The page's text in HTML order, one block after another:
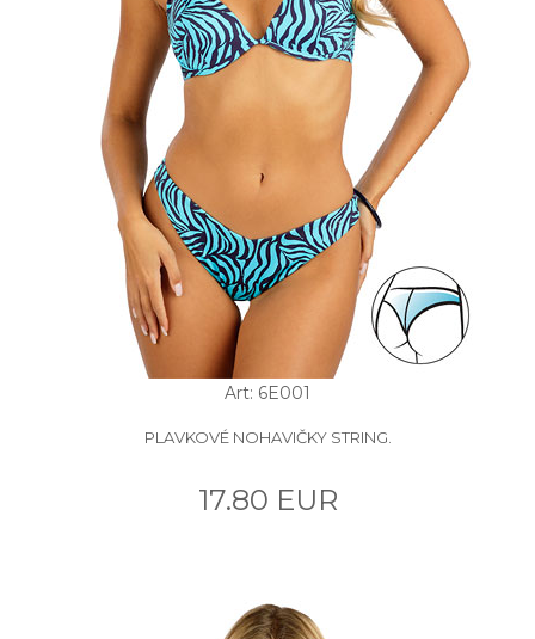
Art: 6E001
PLAVKOVÉ NOHAVIČKY STRING.
17.80 EUR